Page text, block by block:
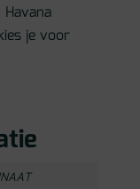
je voor